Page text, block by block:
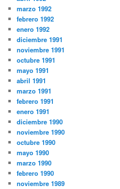
marzo 1992
febrero 1992
enero 1992
diciembre 1991
noviembre 1991
octubre 1991
mayo 1991
abril 1991
marzo 1991
febrero 1991
enero 1991
diciembre 1990
noviembre 1990
octubre 1990
mayo 1990
marzo 1990
febrero 1990
noviembre 1989